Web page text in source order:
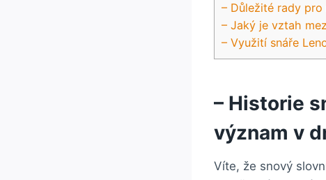
– Důležité rady
– Jaký je vztah
– Využití snáře
– Historie
význam v
Víte, že snový